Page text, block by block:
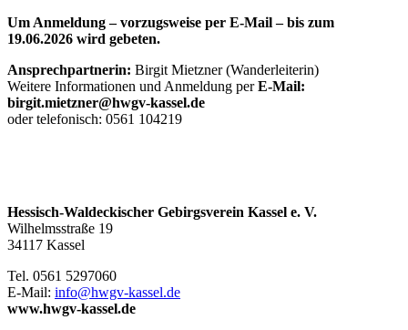
Um Anmeldung – vorzugsweise per E-Mail – bis zum
19.06.2026 wird gebeten.
Ansprechpartnerin: Birgit Mietzner (Wanderleiterin)
Weitere Informationen und Anmeldung perE-Mail:
birgit.mietzner@hwgv-kassel.de
oder telefonisch: 0561 104219
Hessisch-Waldeckischer Gebirgsverein Kassel e. V.
Wilhelmsstraße 19
34117 Kassel
Tel. 0561 5297060
E-Mail: info@hwgv-kassel.de
www.hwgv-kassel.de